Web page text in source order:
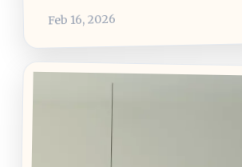
Feb 16, 2026